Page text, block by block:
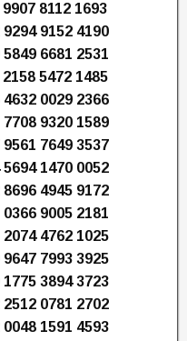
8112 1693
9152 4190
6681 2531
5472 1485
0029 2366
9320 1589
7649 3537
1470 0052
4945 9172
9005 2181
4762 1025
7993 3925
3894 3723
0781 2702
1591 4593